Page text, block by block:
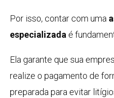
Por isso, contar com uma
especializada é
Ela garante que sua
realize o pagamento de
preparada para evitar